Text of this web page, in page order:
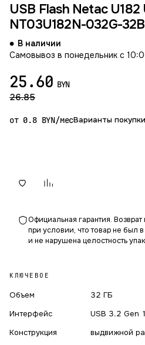
USB Flash Netac U182
NT03U182N-032G-
В наличии
Самовывоз в понедельник с
25.60 BYN
26.85
от 0.8 BYN/месВарианты
Официальная гарантия.
при условии, что товар не был
и не нарушена целостность
КЛЮЧЕВОЕ
Объем
32 ГБ
Интерфейс
USB 3.2 Gen
Конструкция
выдвижной